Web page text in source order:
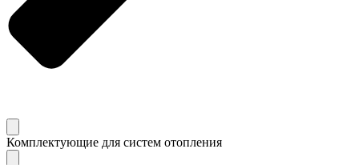
Комплектующие для систем отопления